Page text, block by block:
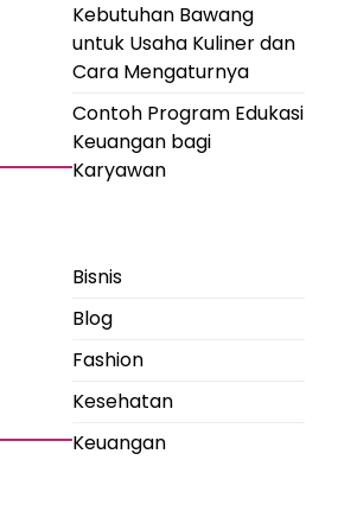
Kebutuhan Bawang
untuk Usaha Kuliner dan
Cara Mengaturnya
Contoh Program Edukasi
Keuangan bagi
Karyawan
Bisnis
Blog
Fashion
Kesehatan
Keuangan